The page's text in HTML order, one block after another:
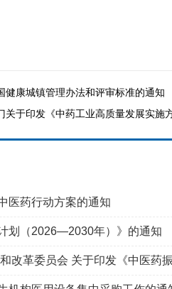
健康城镇管理办法和评审标准的通知
关于印发《中药工业高质量发展实
医药行动方案的通知
划（2026—2030年）》的通知
改革委员会 关于印发《中医药